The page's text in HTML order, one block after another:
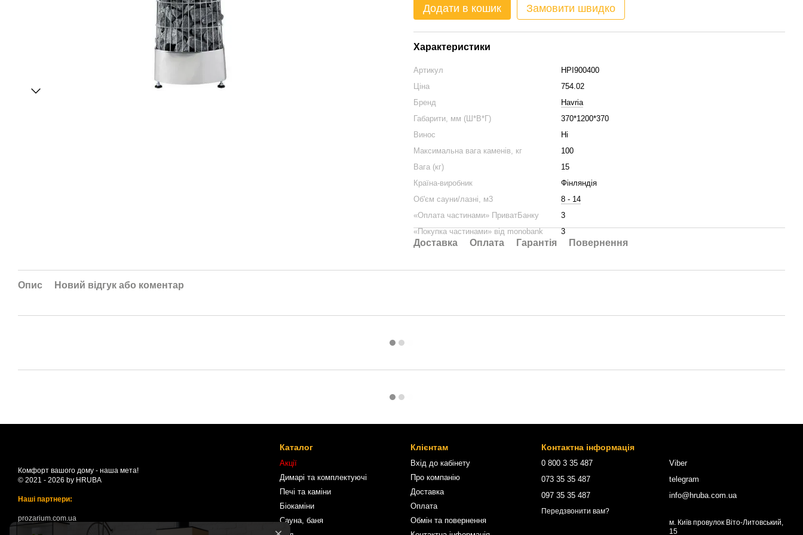
Додати в кошик Замовити швидко
Характеристики
Артикул
HPI900400
Ціна
754.02
Бренд
Havria
Габарити, мм (Ш*В*Г)
370*1200*370
Винос
Ні
Максимальна вага каменів, кг
100
Вага (кг)
15
Країна-виробник
Фінляндія
Об'єм сауни/лазні, м3
8 - 14
«Оплата частинами» ПриватБанку
3
«Покупка частинами» від monobank
3
Доставка Оплата Гарантія Повернення
Опис Новий відгук або коментар
Комфорт вашого дому - наша мета!
© 2021 - 2026 by HRUBA
Наші партнери:
prozarium.com.ua
suncloud.com.ua
Каталог
Акції
Димарі та комплектуючі
Печі та каміни
Біокаміни
Сауна, баня
Клієнтам
Вхід до кабінету
Про компанію
Доставка
Оплата
Обмін та повернення
Контактна інформація
0 800 3 35 487
073 35 35 487
097 35 35 487
Передзвонити вам?
Viber
telegram
info@hruba.com.ua
м. Київ провулок Віто-Литовський,
15